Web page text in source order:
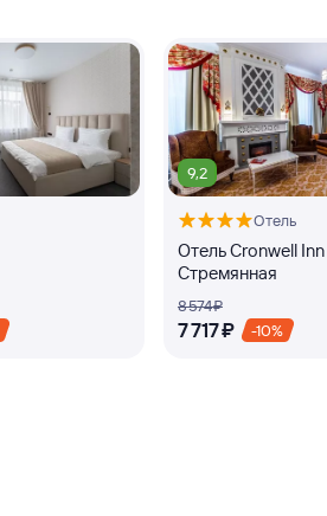
9,2
Отель
Отель Cronwell Inn
Стремянная
8 ⁠574 ⁠₽
7 ⁠717 ⁠₽ -10%